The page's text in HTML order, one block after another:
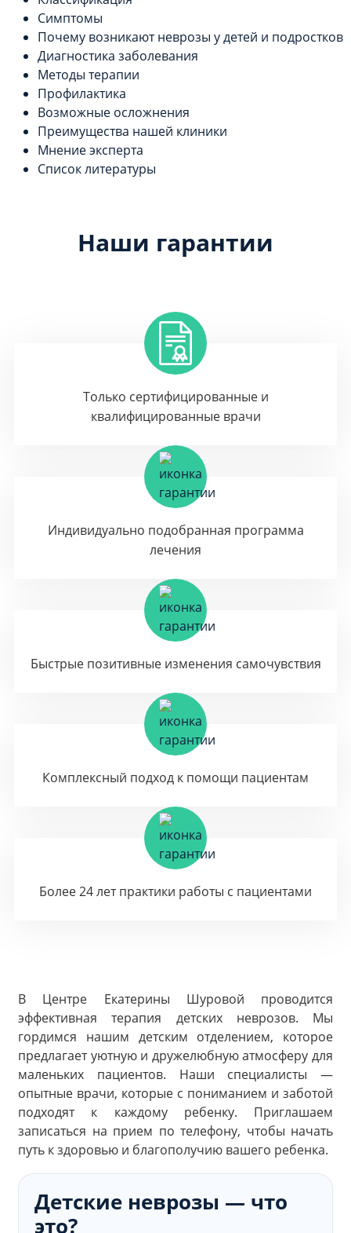
Симптомы
Почему возникают неврозы у детей и подростков
Диагностика заболевания
Методы терапии
Профилактика
Возможные осложнения
Преимущества нашей клиники
Мнение эксперта
Список литературы
Наши гарантии
Только сертифицированные и
квалифицированные врачи
Индивидуально подобранная программа
лечения
Быстрые позитивные изменения самочувствия
Комплексный подход к помощи пациентам
Более 24 лет практики работы с пациентами
В Центре Екатерины Шуровой проводится
эффективная терапия детских неврозов. Мы
гордимся нашим детским отделением, которое
предлагает уютную и дружелюбную атмосферу для
маленьких пациентов. Наши специалисты —
опытные врачи, которые с пониманием и заботой
подходят к каждому ребенку. Приглашаем
записаться на прием по телефону, чтобы начать
путь к здоровью и благополучию вашего ребенка.
Детские неврозы — что
это?